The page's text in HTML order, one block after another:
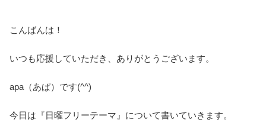
こんばんは！
いつも応援していただき、ありがとうございます。
apa（あぱ）です(^^)
今日は『日曜フリーテーマ』について書いていきます。